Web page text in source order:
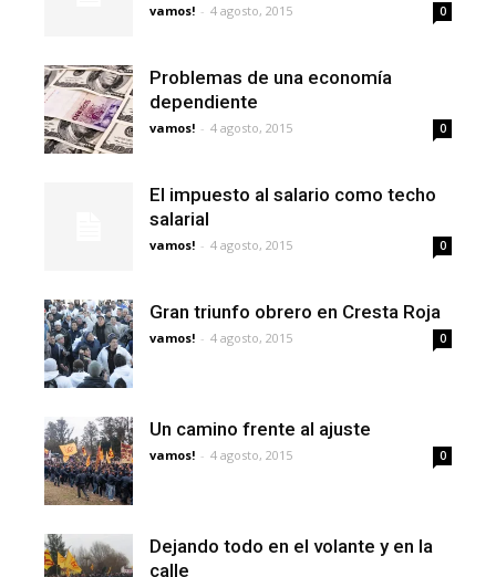
vamos! - 4 agosto, 2015 0
Problemas de una economía
dependiente
vamos! - 4 agosto, 2015 0
El impuesto al salario como techo
salarial
vamos! - 4 agosto, 2015 0
Gran triunfo obrero en Cresta Roja
vamos! - 4 agosto, 2015 0
Un camino frente al ajuste
vamos! - 4 agosto, 2015 0
Dejando todo en el volante y en la
calle